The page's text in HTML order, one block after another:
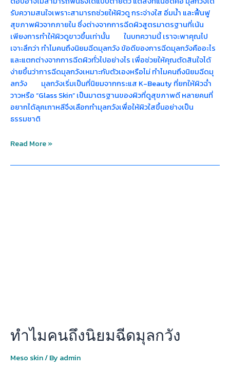
รับความสนใจเพราะสามารถช่วยให้ผิวดู กระจ่างใส อิ่มน้ำ และฟื้นฟู
สุขภาพผิวจากภายใน ซึ่งต่างจากการฉีดผิวสูตรมาตรฐานที่เน้น
เพียงการทำให้ผิวดูขาวขึ้นเท่านั้น ในบทความนี้ เราจะพาคุณไป
เจาะลึกว่า ทำไมคนถึงนิยมฉีดมุลกวัง ข้อดีของการฉีดมุลกวังคืออะไร
และแตกต่างจากการฉีดผิวทั่วไปอย่างไร เพื่อช่วยให้คุณตัดสินใจได้
ง่ายขึ้นว่าการฉีดมุลกวังเหมาะกับตัวเองหรือไม่ ทำไมคนถึงนิยมฉีดมุ
ลกวัง มุลกวังเริ่มเป็นที่นิยมจากกระแส K-Beauty ที่ยกให้ผิวฉ่ำ
วาวหรือ “Glass Skin” เป็นมาตรฐานของผิวที่ดูสุขภาพดี หลายคนที่
อยากได้ลุคเกาหลีจึงเลือกทำมุลกวังเพื่อให้ผิวใสขึ้นอย่างเป็น
ธรรมชาติ
Read More »
ทำไมคนถึงนิยมฉีดมุลกวัง
Meso skin/ By admin